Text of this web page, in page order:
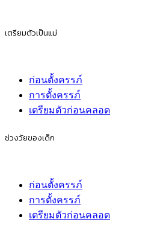
เตรียมตัวเป็นแม่
ก่อนตั้งครรภ์
การตั้งครรภ์
เตรียมตัวก่อนคลอด
ช่วงวัยของเด็ก
ก่อนตั้งครรภ์
การตั้งครรภ์
เตรียมตัวก่อนคลอด